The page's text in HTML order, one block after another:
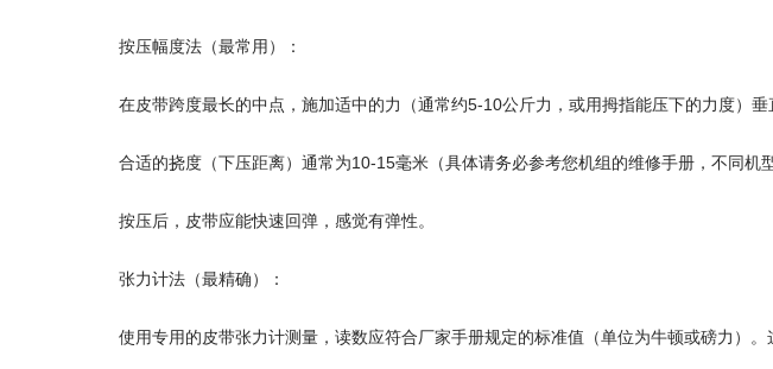
按压幅度法（最常用）：
在皮带跨度最长的中点，施加适中的力（通常约5-10公斤力，或用拇指能压下的力度）垂
合适的挠度（下压距离）通常为10-15毫米（具体请务必参考您机组的维修手册，不同机
按压后，皮带应能快速回弹，感觉有弹性。
张力计法（最精确）：
使用专用的皮带张力计测量，读数应符合厂家手册规定的标准值（单位为牛顿或磅力）。